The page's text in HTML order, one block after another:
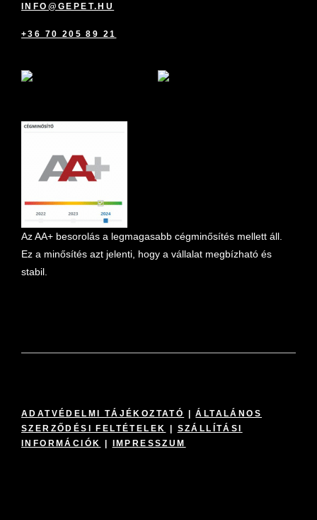
INFO@GEPET.HU
+36 70 205 89 21
Az AA+ besorolás a legmagasabb cégminősítés mellett áll.
Ez a minősítés azt jelenti, hogy a vállalat megbízható és
stabil.
ADATVÉDELMI TÁJÉKOZTATÓ |ÁLTALÁNOS
SZERZŐDÉSI FELTÉTELEK
SZÁLLÍTÁSI
INFORMÁCIÓK
IMPRESSZUM